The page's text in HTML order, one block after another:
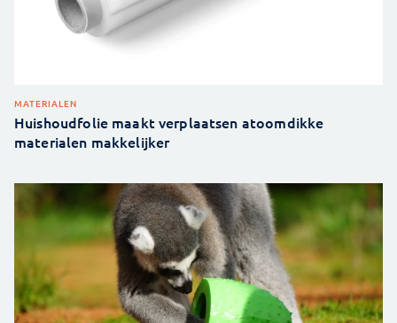
MATERIALEN
Huishoudfolie maakt verplaatsen atoomdikke
materialen makkelijker